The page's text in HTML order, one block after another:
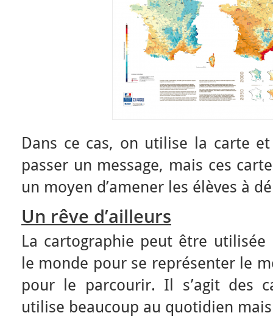
Dans ce cas, on utilise la carte
passer un message, mais ces
un moyen d’amener les élèves à
Un rêve d’ailleurs
La cartographie peut être
le monde pour se représenter le
pour le parcourir. Il s’agit des
utilise beaucoup au quotidien